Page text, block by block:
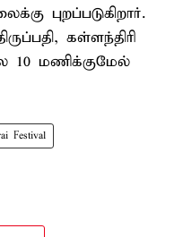
புறப்படுகிறார்.
கள்ளந்திரி
10 மணிக்குமேல்
Festival